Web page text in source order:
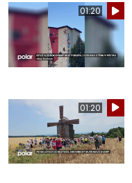
01:20
01:20